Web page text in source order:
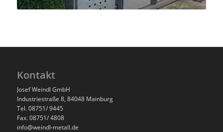
Kontakt
Josef Weindl GmbH
Industriestraße 8, 84048 Mainburg
Tel. 08751/ 9445
Fax. 08751/ 4808
info@weindl-metall.de